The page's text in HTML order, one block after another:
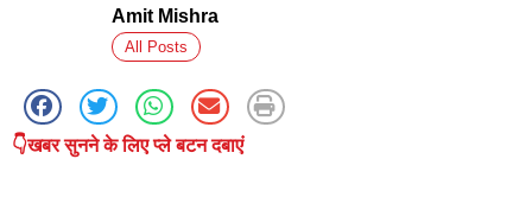
Amit Mishra
All Posts
👇खबर सुनने के लिए प्ले बटन दबाएं